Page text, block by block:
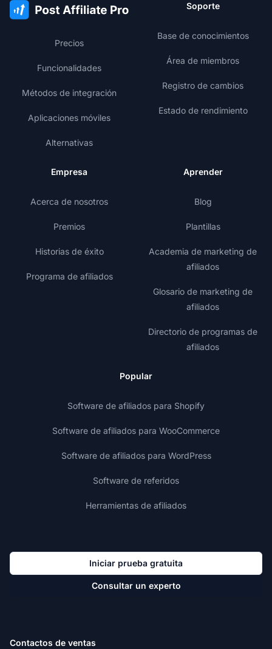
Precios
Funcionalidades
Métodos de integración
Aplicaciones móviles
Alternativas
Soporte
Base de conocimientos
Área de miembros
Registro de cambios
Estado de rendimiento
Empresa
Acerca de nosotros
Premios
Historias de éxito
Programa de afiliados
Aprender
Blog
Plantillas
Academia de marketing de
afiliados
Glosario de marketing de
afiliados
Directorio de programas de
afiliados
Popular
Software de afiliados para Shopify
Software de afiliados para WooCommerce
Software de afiliados para WordPress
Software de referidos
Herramientas de afiliados
Iniciar prueba gratuita
Consultar un experto
Contactos de ventas